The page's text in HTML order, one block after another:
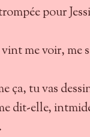
pour
me voir, me
ça, tu vas
dit-elle,